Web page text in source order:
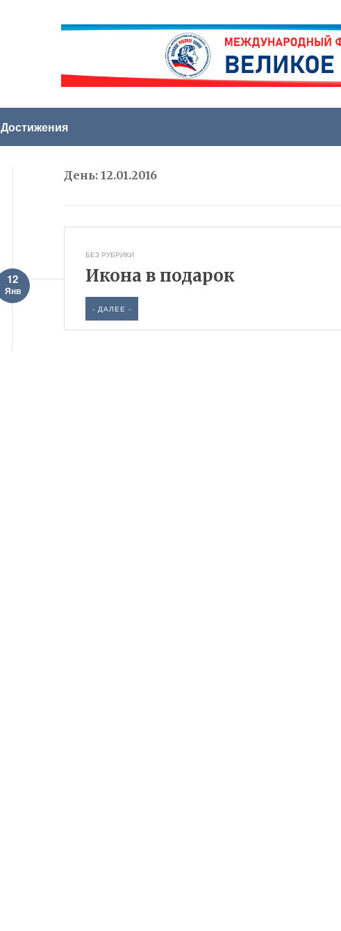
Достижения
День:12.01.2016
БЕЗ РУБРИКИ
Икона в подарок
12
Янв
- ДАЛЕЕ -